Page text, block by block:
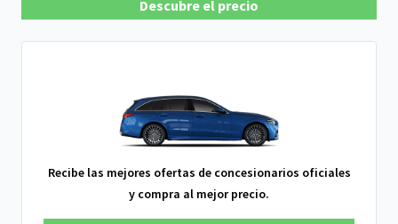
Descubre el precio
Recibe las mejores ofertas de concesionarios oficiales
y compra al mejor precio.